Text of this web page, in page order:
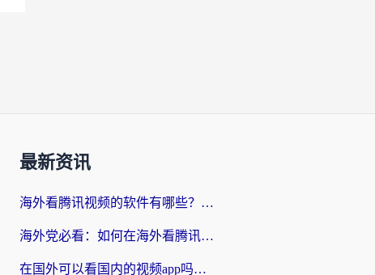
最新资讯
海外看腾讯视频的软件有哪些？2026实测有效，留学生都在用的回国加速器指南
海外党必看：如何在海外看腾讯体育？解决赛事直播地区限制的终极指南
在国外可以看国内的视频app吗知乎？海外党亲测有效的追剧加速方案